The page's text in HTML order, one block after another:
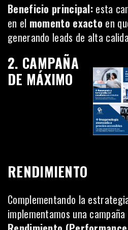
Beneficio principal: esta
en el momento exacto en
generando leads de alta
2. CAMPAÑA
DE MÁXIMO
RENDIMIENTO
Complementando la
implementamos una campaña